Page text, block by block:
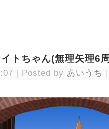
トちゃん(無理矢理6
Posted by あいうち